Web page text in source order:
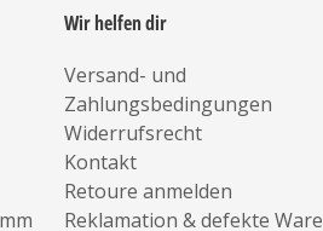
Wir helfen dir
Versand- und
Zahlungsbedingungen
Widerrufsrecht
Kontakt
Retoure anmelden
Reklamation & defekte Ware